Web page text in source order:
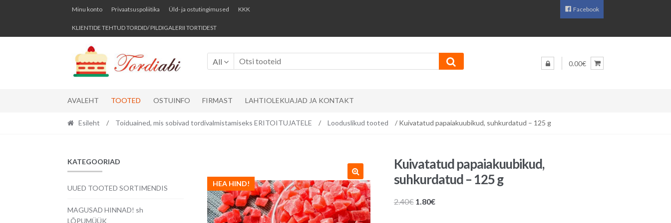
Skip
navigation
Skip
content
Minu konto Privaatsuspoliitika Üld- ja ostutingimused KKK
KLIENTIDE TEHTUD TORDID/ PILDIGALERII TORTIDEST
Facebook
All 0.00€
AVALEHT TOOTED OSTUINFO FIRMAST LAHTIOLEKUAJAD JA KONTAKT
Esileht / Toiduained, mis sobivad tordivalmistamiseks ERITOITUJATELE / Looduslikud tooted / Kuivatatud papaiakuubikud, suhkurdatud – 125 g
HEA HIND!
Kuivatatud papaiakuubikud,
suhkurdatud – 125 g
2.40€ Algne
1.80€Praegune
KATEGOORIAD
UUED TOOTED SORTIMENDIS
MAGUSAD HINNAD! sh
LÕPUMÜÜK